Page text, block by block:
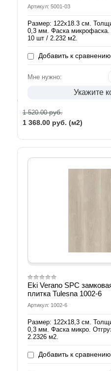
Артикул: 5001-03
Размер: 122х18.3 см.
0,3 мм. Фаска микрофаска.
10 шт / 2.232 м2.
Добавить к сравнению
Мне нужно:
Укажите
1 520.00руб.
1 368.00 руб. (м2)
Eki Verano SPC
плитка Tulesna 1002-6
Артикул: 1002-6
Размер: 122х18,3 см.
0,3 мм. Фаска микро.
2.2326 м2.
Добавить к сравнению